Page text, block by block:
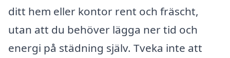
ditt hem eller kontor rent och fräscht,
utan att du behöver lägga ner tid och
energi på städning själv. Tveka inte att